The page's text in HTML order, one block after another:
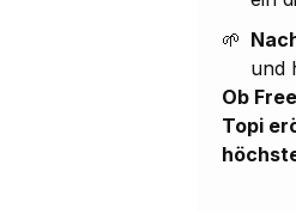
🌱
und
Ob
Topi